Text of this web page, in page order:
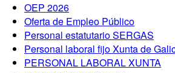
OEP 2026
Oferta de Empleo Público
Personal estatutario SERGAS
Personal laboral fijo Xunta de
PERSONAL LABORAL XUNTA